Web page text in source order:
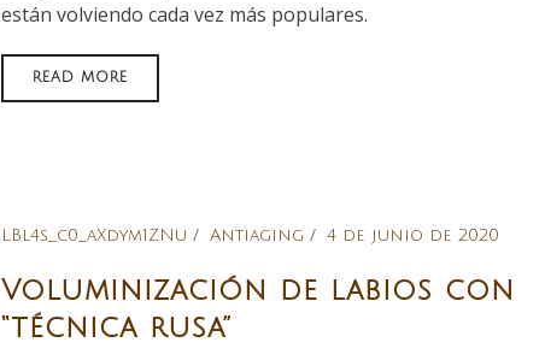
están volviendo cada vez más populares.
READ MORE
LBl4s_c0_aXdym1ZNu Antiaging 4 de junio de 2020
Voluminización de labios con
“técnica rusa”